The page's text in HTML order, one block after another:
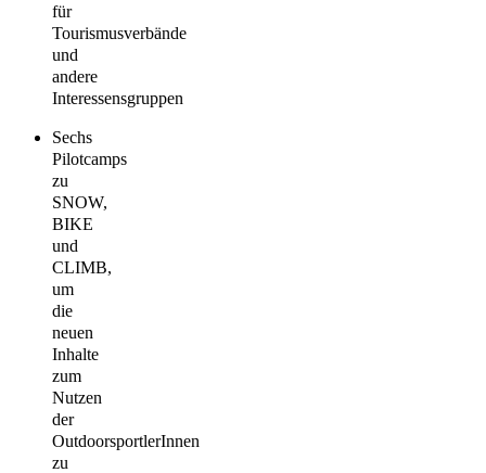
für
Tourismusverbände
und
andere
Interessensgruppen
Sechs
Pilotcamps
zu
SNOW,
BIKE
und
CLIMB,
um
die
neuen
Inhalte
zum
Nutzen
der
OutdoorsportlerInnen
zu